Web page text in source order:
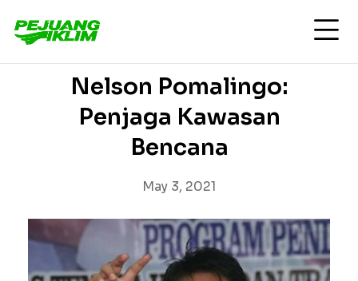
Nelson Pomalingo:
Penjaga Kawasan
Bencana
May 3, 2021